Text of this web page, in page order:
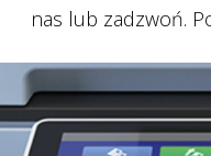
nas lub zadzwoń.